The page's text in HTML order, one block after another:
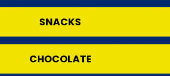
£2.19 £1.00
Add to Box 🍬
SNACKS
CHOCOLATE